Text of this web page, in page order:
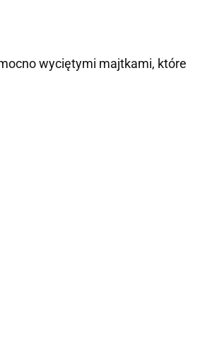
wyciętymi majtkami, które